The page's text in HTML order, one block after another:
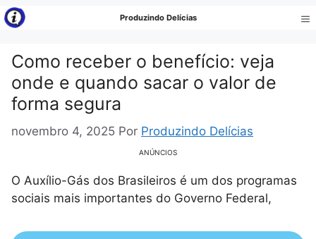
Pular
para
conteúdo
Produzindo Delícias
Como receber o benefício: veja
onde e quando sacar o valor de
forma segura
novembro 4, 2025 Por Produzindo Delícias
ANÚNCIOS
O Auxílio-Gás dos Brasileiros é um dos programas
sociais mais importantes do Governo Federal,